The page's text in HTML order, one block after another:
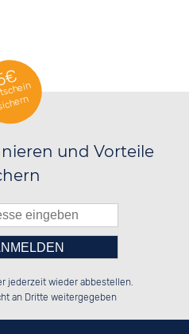
und Vorteile
Bitte tragen Sie die Zahl in
das nebenstehende Feld ein.
jederzeit wieder abbestellen.
an Dritte weitergegeben